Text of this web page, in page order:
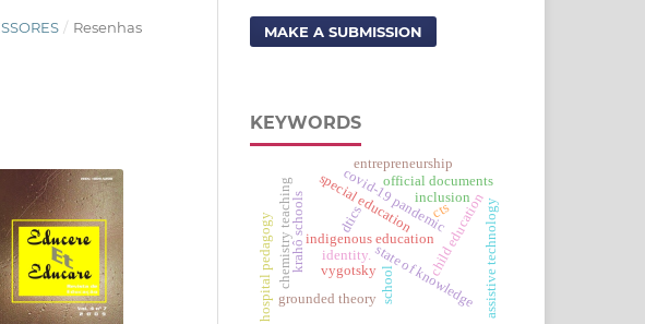
/ Resenhas MAKE A SUBMISSION
KEYWORDS
indigenous education
krahô schools identity. state of knowledge
school
child education
chemistry teaching vygotsky
cts
grounded theory
covid-19 pandemic
hospital pedagogy
inclusion
assistive technology
special education
dtics
official documents
entrepreneurship